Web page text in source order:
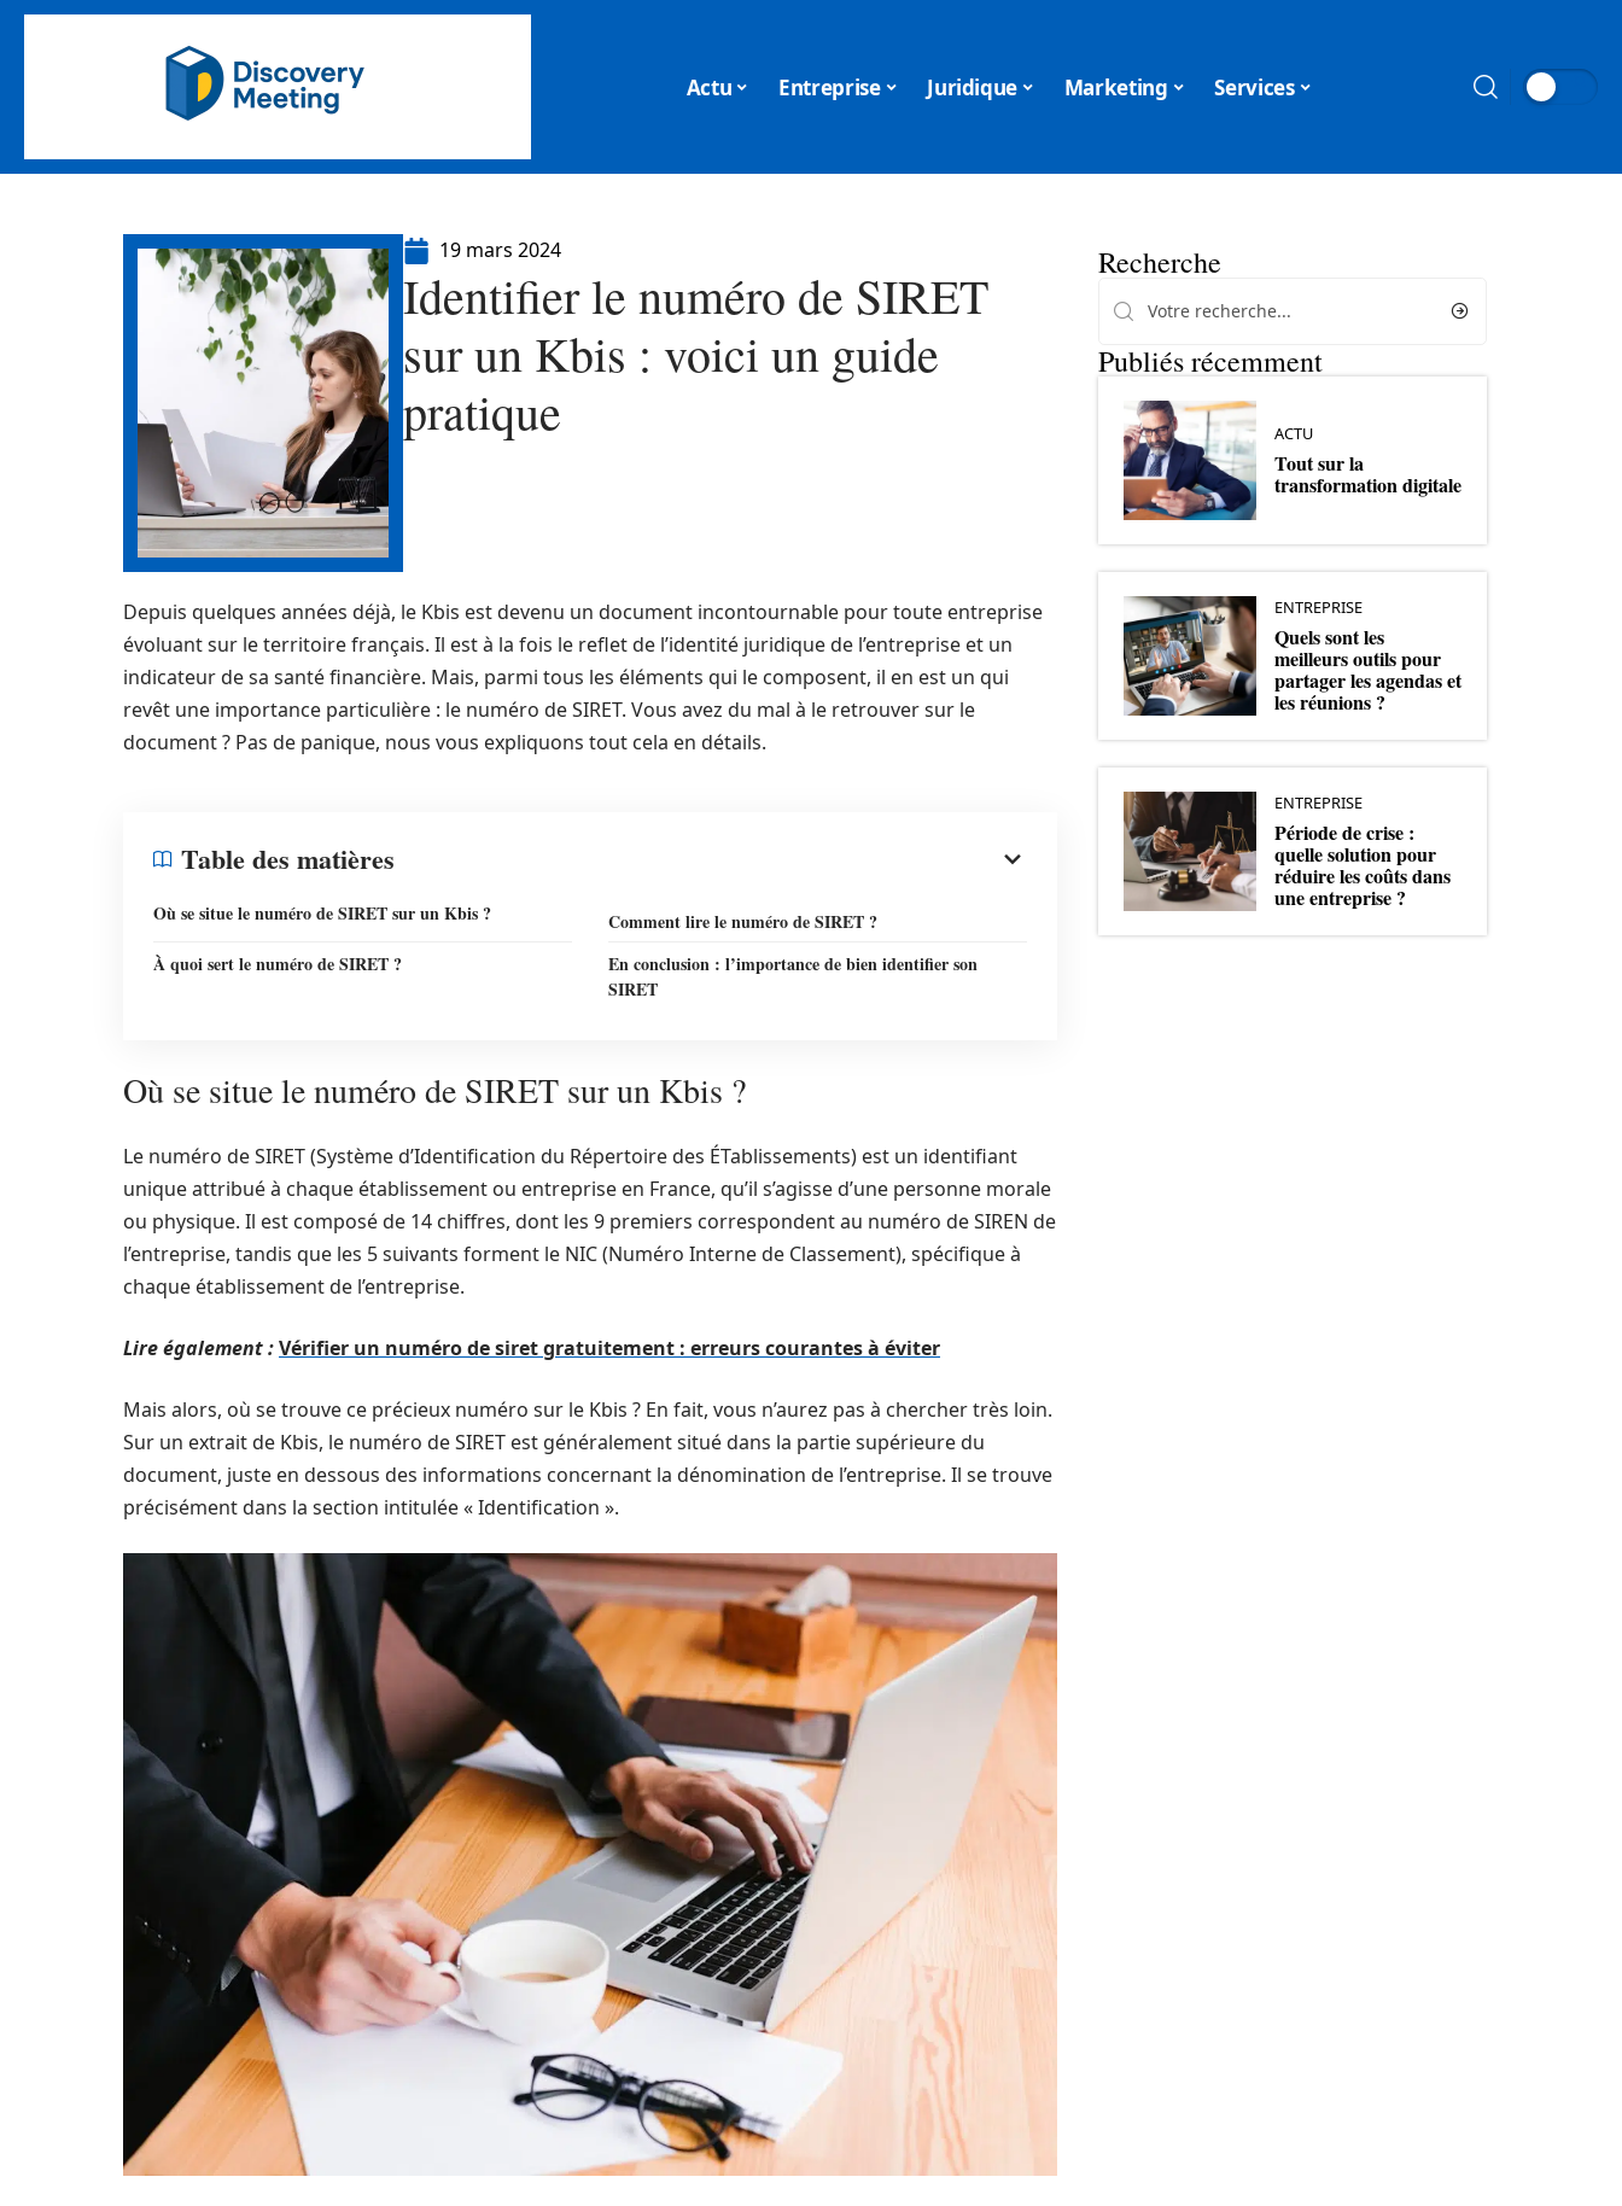
Actu Entreprise Juridique Marketing Services
19 mars 2024
Identifier le numéro de SIRET
sur un Kbis : voici un guide
pratique
Depuis quelques années déjà, le Kbis est devenu un document incontournable pour toute entreprise
évoluant sur le territoire français. Il est à la fois le reflet de l’identité juridique de l’entreprise et un
indicateur de sa santé financière. Mais, parmi tous les éléments qui le composent, il en est un qui
revêt une importance particulière : le numéro de SIRET. Vous avez du mal à le retrouver sur le
document ? Pas de panique, nous vous expliquons tout cela en détails.
Table des matières
Où se situe le numéro de SIRET sur un Kbis ?
Comment lire le numéro de SIRET ?
À quoi sert le numéro de SIRET ?
En conclusion : l’importance de bien identifier son
SIRET
Où se situe le numéro de SIRET sur un Kbis ?
Le numéro de SIRET (Système d’Identification du Répertoire des ÉTablissements) est un identifiant
unique attribué à chaque établissement ou entreprise en France, qu’il s’agisse d’une personne morale
ou physique. Il est composé de 14 chiffres, dont les 9 premiers correspondent au numéro de SIREN de
l’entreprise, tandis que les 5 suivants forment le NIC (Numéro Interne de Classement), spécifique à
chaque établissement de l’entreprise.
Lire également :Vérifier un numéro de siret gratuitement : erreurs courantes à éviter
Mais alors, où se trouve ce précieux numéro sur le Kbis ? En fait, vous n’aurez pas à chercher très loin.
Sur un extrait de Kbis, le numéro de SIRET est généralement situé dans la partie supérieure du
document, juste en dessous des informations concernant la dénomination de l’entreprise. Il se trouve
précisément dans la section intitulée « Identification ».
Recherche
Publiés récemment
ACTU
Tout sur la
transformation digitale
ENTREPRISE
Quels sont les
meilleurs outils pour
partager les agendas et
les réunions ?
ENTREPRISE
Période de crise :
quelle solution pour
réduire les coûts dans
une entreprise ?